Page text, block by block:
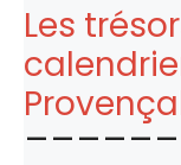
Les